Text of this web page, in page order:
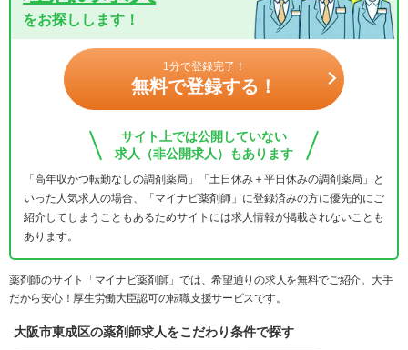
をお探しします！
1分で登録完了！
無料で登録する！
サイト上では公開していない
求人（非公開求人）もあります
「高年収かつ転勤なしの調剤薬局」「土日休み＋平日休みの調剤薬局」と
いった人気求人の場合、「マイナビ薬剤師」に登録済みの方に優先的にご
紹介してしまうこともあるためサイトには求人情報が掲載されないことも
あります。
薬剤師のサイト「マイナビ薬剤師」では、希望通りの求人を無料でご紹介。大手
だから安心！厚生労働大臣認可の転職支援サービスです。
大阪市東成区の薬剤師求人をこだわり条件で探す